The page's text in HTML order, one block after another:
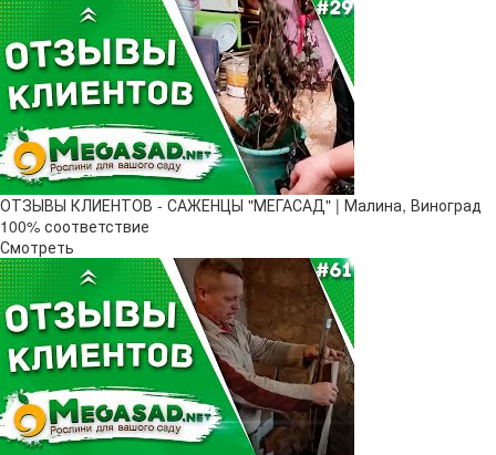
ОТЗЫВЫ КЛИЕНТОВ - САЖЕНЦЫ "МЕГАСАД" | Малина, Виноград
100% соответствие
Смотреть